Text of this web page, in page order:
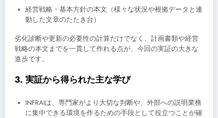
経営戦略・基本方針の本文（様々な状況や根拠データと連
動した文章のたたき台）
劣化診断や更新の必要性の計算だけでなく、計画書類や経営
戦略の本文までを一貫して作れる点が、今回の実証の大きな
進歩です。
3. 実証から得られた主な学び
INFRAIは、専門家がより大切な判断や、外部への説明業務
に集中できる環境を作るための手段として役立つことが確